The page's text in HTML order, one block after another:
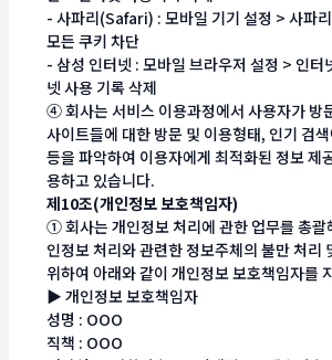
- 사파리(Safari) : 모바일 기기 설정 > 사파
모든 쿠키 차단
- 삼성 인터넷 : 모바일 브라우저 설정 > 인터
넷 사용 기록 삭제
④ 회사는 서비스 이용과정에서 사용자가 방
사이트들에 대한 방문 및 이용형태, 인기 검
등을 파악하여 이용자에게 최적화된 정보 제
용하고 있습니다.
제10조(개인정보 보호책임자)
① 회사는 개인정보 처리에 관한 업무를 총괄
인정보 처리와 관련한 정보주체의 불만 처리
위하여 아래와 같이 개인정보 보호책임자를
▶ 개인정보 보호책임자
성명 : OOO
직책 : OOO